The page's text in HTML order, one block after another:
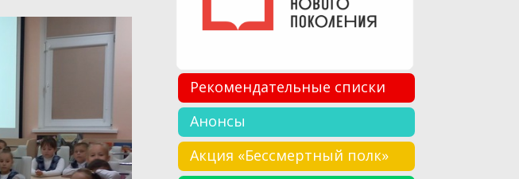
Рекомендательные списки
Анонсы
Акция «Бессмертный полк»